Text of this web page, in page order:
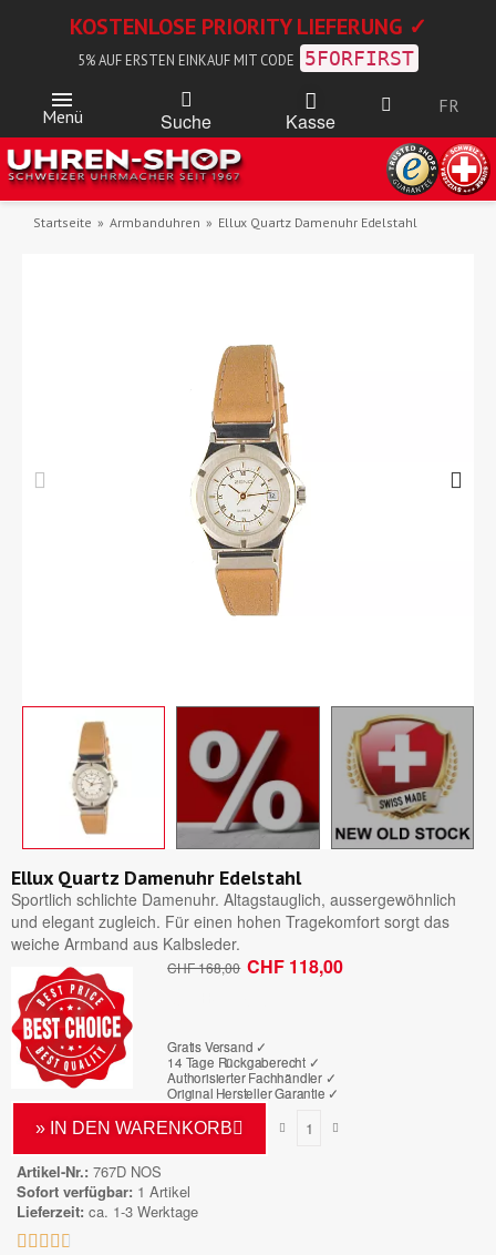
KOSTENLOSE PRIORITY LIEFERUNG ✓
5% AUF ERSTEN EINKAUF MIT CODE 5FORFIRST
Menü Suche Kasse
FR
Startseite Armbanduhren Ellux Quartz Damenuhr Edelstahl
Ellux Quartz Damenuhr Edelstahl
Sportlich schlichte Damenuhr. Altagstauglich, aussergewöhnlich
und elegant zugleich. Für einen hohen Tragekomfort sorgt das
weiche Armband aus Kalbsleder.
CHF 168,00 CHF 118,00
Gratis Versand ✓
14 Tage Rückgaberecht ✓
Authorisierter Fachhändler ✓
Original Hersteller Garantie ✓
» IN DEN WARENKORB
Artikel-Nr. 767D NOS
Sofort verfügbar 1 Artikel
Lieferzeit ca. 1-3 Werktage
    